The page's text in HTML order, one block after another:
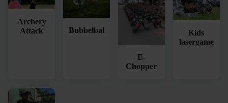
Archery
Attack
Bubbelbal
E-
Chopper
Kids
lasergame